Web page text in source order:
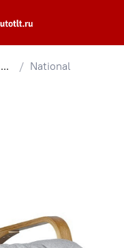
... National